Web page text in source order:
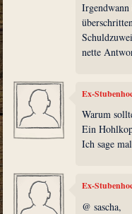
nette
Ex-
Warum
Ein
Ich sage
Ex-
@ sascha,